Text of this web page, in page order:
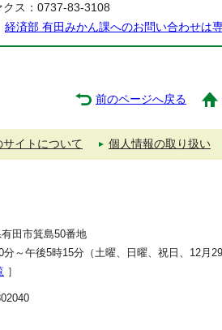
クス：0737-83-3108
経済部 有田みかん課へのお問い合わせは
前のページへ戻る
サイトについて 個人情報の取り扱い
田市箕島50番地
～午後5時15分（土曜、日曜、祝日、12月
］